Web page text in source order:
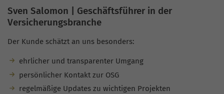
Sven Salomon | Geschäftsführer in der
Versicherungsbranche
Der Kunde schätzt an uns besonders:
ehrlicher und transparenter Umgang
persönlicher Kontakt zur OSG
regelmäßige Updates zu wichtigen Projekten